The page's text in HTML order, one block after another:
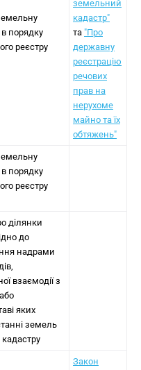
порядку
реєстру
земельний
кадастр"
та "Про
державну
реєстрацію
речових
прав на
нерухоме
майно та їх
обтяжень"
порядку
реєстру
ділянки
до
надрами
взаємодії з
яких
земель
Закон